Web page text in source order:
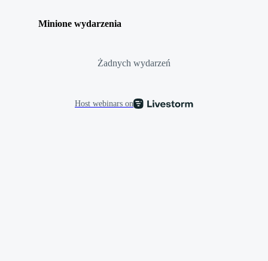
Minione wydarzenia
Żadnych wydarzeń
Host webinars on